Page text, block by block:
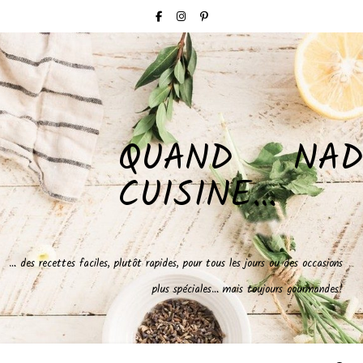
QUAND NAD
CUISINE…
… des recettes faciles, plutôt rapides, pour tous les jours ou des occasions
plus spéciales… mais toujours gourmandes!